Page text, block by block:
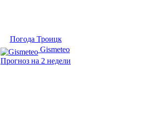
Погода Троицк
Gismeteo
Прогноз на 2 недели